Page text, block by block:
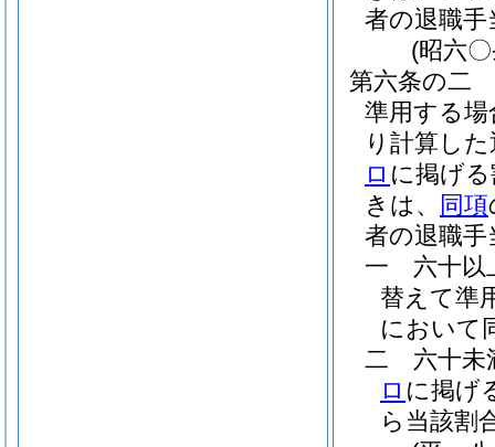
者の退職
(昭六
第六条の二
準用する
り計算し
ロ に掲げ
きは、
同項
者の退職
一
六十
替えて準
において
二
六十
ロ に掲げ
ら当該割